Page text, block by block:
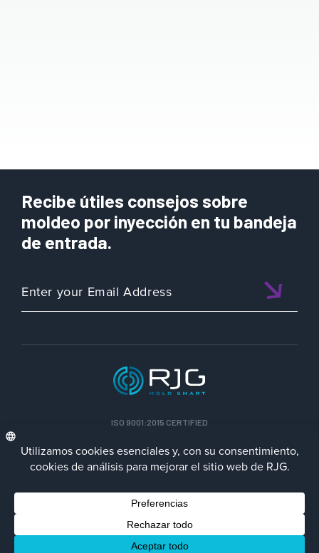
Recibe útiles consejos sobre
moldeo por inyección en tu bandeja
de entrada.
ISO 9001:2015 CERTIFIED
© 2023 RJG Inc.
Política de privacidad Terms/Impressum